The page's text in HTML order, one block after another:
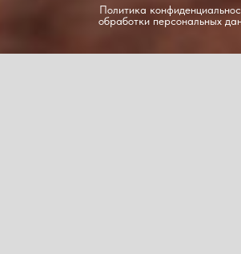
Политика
обработки персональных